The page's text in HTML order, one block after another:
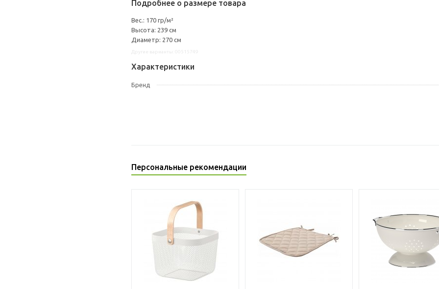
Подробнее о размере товара
Вес.: 170 гр/м²
Высота: 239 см
Диаметр: 270 см
Характеристики
Бренд
Персональные рекомендации